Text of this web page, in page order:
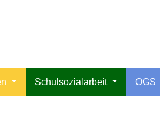
Schulsozialarbeit OGS